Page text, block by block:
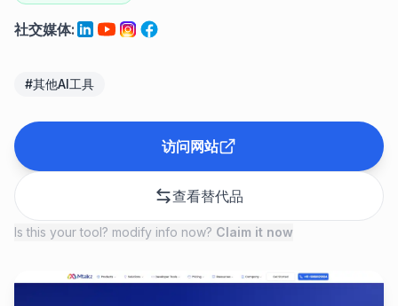
社交媒体:
#其他AI工具
访问网站
查看替代品
Is this your tool? modify info now? Claim it now